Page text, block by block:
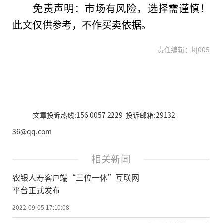
免责声明：市场有风险，选择需谨慎！
此文仅供参考，不作买卖依据。
责任编辑：kj005
文章投诉热线:156 0057 2229 投诉邮箱:29132
36@qq.com
相关新闻
农银人寿客户端“三位一体”互联网
平台正式发布
2022-09-05 17:10:08